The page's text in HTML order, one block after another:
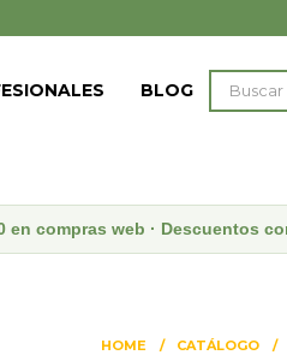
BLOG
compras web · Descuentos
HOME CATÁLOGO